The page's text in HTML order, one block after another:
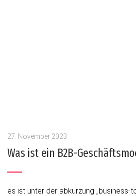
27. November 2023
Was ist ein B2B-
es ist unter der abkürzung „business-